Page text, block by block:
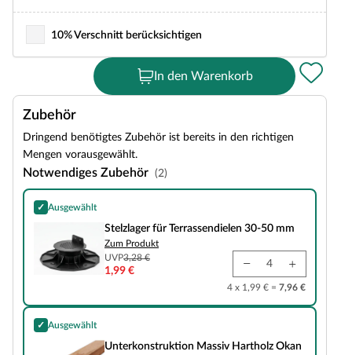
10% Verschnitt berücksichtigen
In den Warenkorb
Zubehör
Dringend benötigtes Zubehör ist bereits in den richtigen
Mengen vorausgewählt.
Notwendiges Zubehör (2)
✓ Ausgewählt
Stelzlager für Terrassendielen 30-50 mm
Stelzlager für Terrassendielen 30-50 mm
Zum Produkt
UVP3,28 €
1,99 €
4 x 1,99 € = 7,96 €
✓ Ausgewählt
Unterkonstruktion Massiv Hartholz Okan
Unterkonstruktion Massiv Hartholz Okan